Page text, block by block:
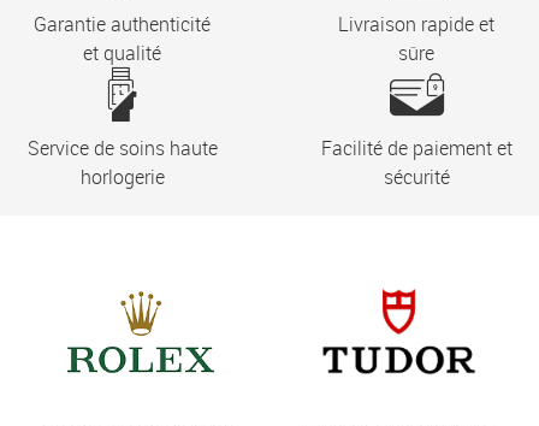
Garantie authenticité
et qualité
Livraison rapide et
sûre
Service de soins haute
horlogerie
Facilité de paiement et
sécurité